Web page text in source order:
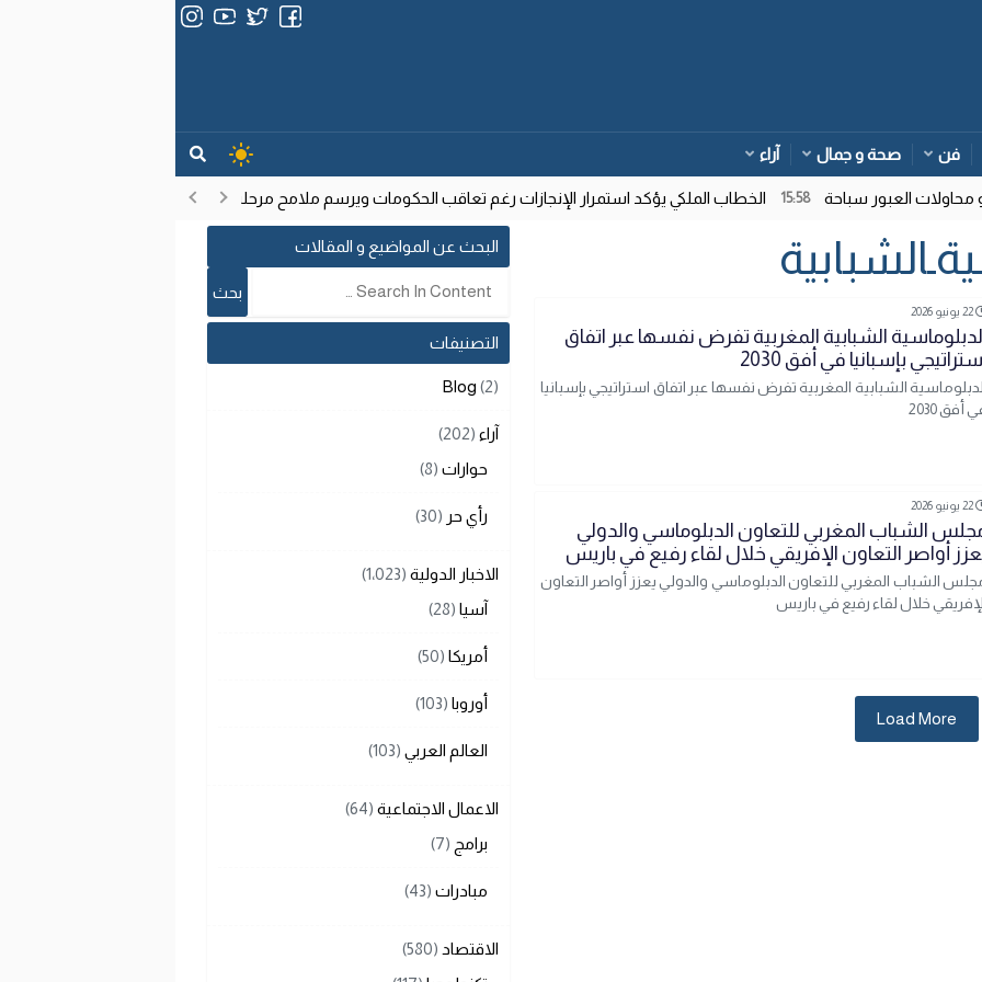
فن صحة و جمال آراء
العبور سباحة 15:58 الخطاب الملكي يؤكد استمرار الإنجازات رغم تعاقب الحكومات ويرسم ملامح مرحلة تنموية جديدة
22 يونيو 2026
الشبابية المغربية تفرض نفسها عبر اتفاق
بإسبانيا في أفق 2030
الدبلوماسية الشبابية المغربية تفرض نفسها عبر اتفاق استراتيجي بإسبانيا
أفق 2030
22 يونيو 2026
الشباب المغربي للتعاون الدبلوماسي والدولي
أواصر التعاون الإفريقي خلال لقاء رفيع في باريس
الشباب المغربي للتعاون الدبلوماسي والدولي يعزز أواصر التعاون
الإفريقي خلال لقاء رفيع في باريس
Load More
البحث عن المواضيع و المقالات
التصنيفات
Blog (2)
آراء (202)
حوارات (8)
رأي حر (30)
الاخبار الدولية (1٬023)
آسيا (28)
أمريكا (50)
أوروبا (103)
العالم العربي (103)
الاعمال الاجتماعية (64)
برامج (7)
مبادرات (43)
الاقتصاد (580)